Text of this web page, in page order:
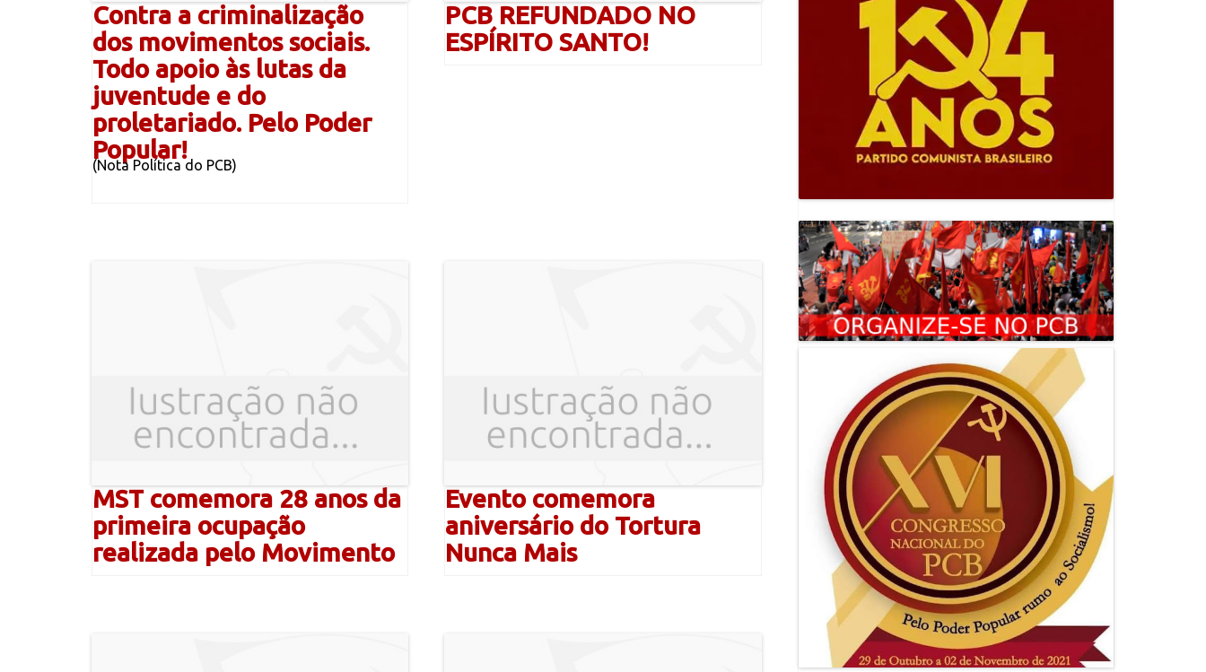
Contra a criminalização
dos movimentos sociais.
Todo apoio às lutas da
juventude e do
proletariado. Pelo Poder
Popular!
(Nota Política do PCB)
PCB REFUNDADO NO
ESPÍRITO SANTO!
MST comemora 28 anos da
primeira ocupação
realizada pelo Movimento
Evento comemora
aniversário do Tortura
Nunca Mais